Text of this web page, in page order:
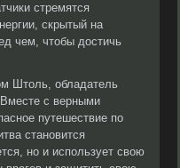
стремятся
скрытый на
чем, чтобы достичь
Штоль, обладатель
с верными
путешествие по
становится
но и использует свою